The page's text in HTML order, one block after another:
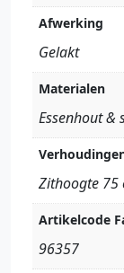
Afwerking
Gelakt
Materialen
Essenhout &
Zithoogte 75
Artikelcode
96357